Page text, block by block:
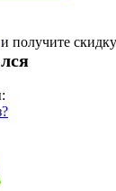
и получите